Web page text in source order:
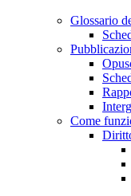
Glossario
Come